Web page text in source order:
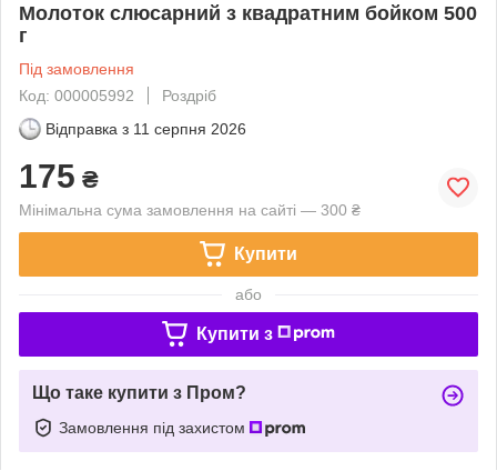
Молоток слюсарний з квадратним бойком 500
г
Під замовлення
Код: 000005992
Роздріб
Відправка з 11 серпня 2026
175 ₴
Мінімальна сума замовлення на сайті — 300 ₴
Купити
або
Купити з
Що таке купити з Пром?
Замовлення під захистом